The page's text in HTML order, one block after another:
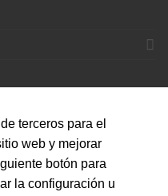
Madrid
terceros para el
web y mejorar
botón para
la configuración u